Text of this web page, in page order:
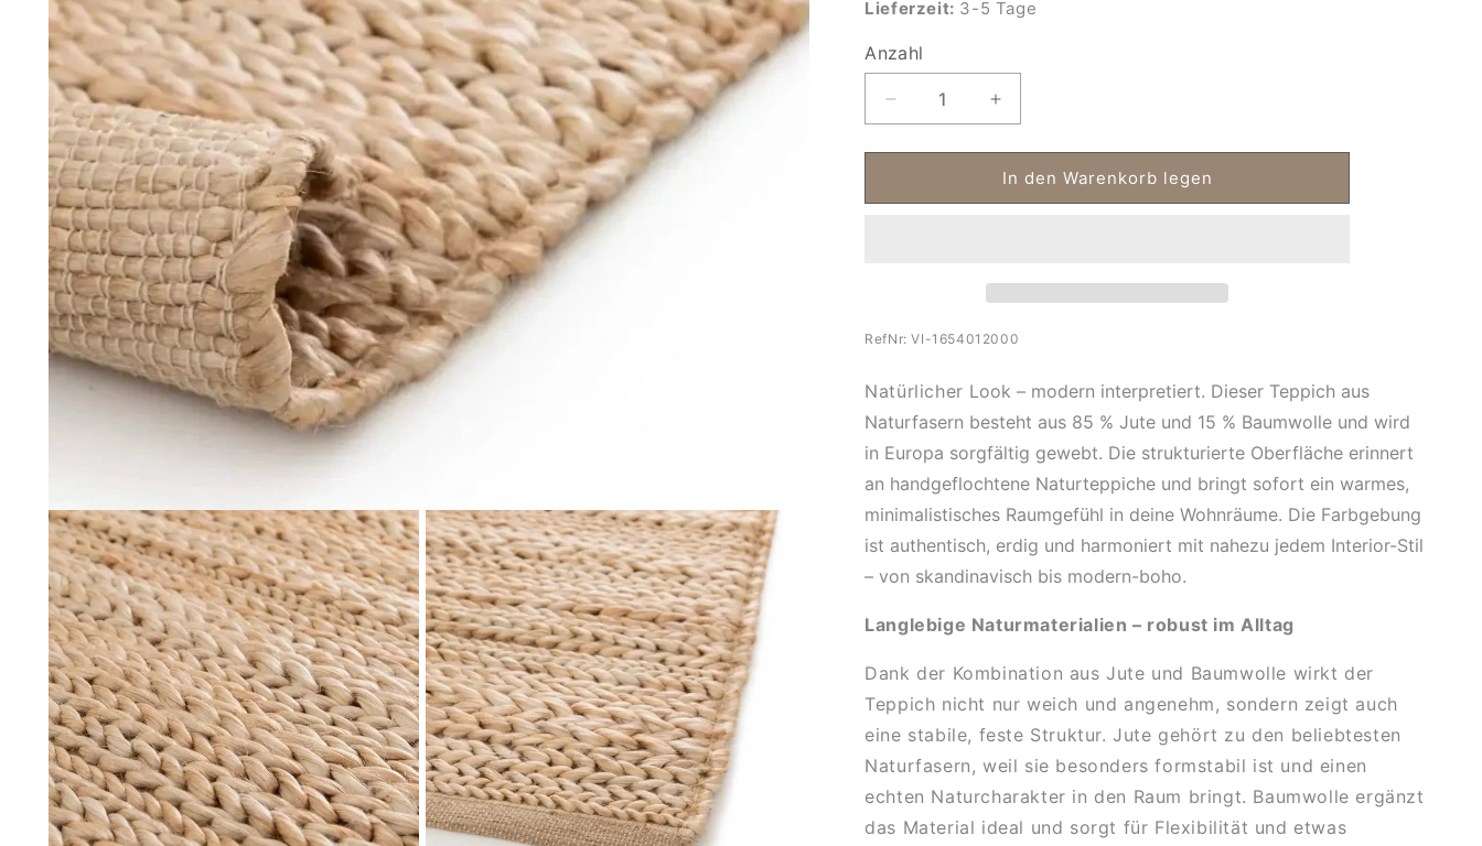
Lieferzeit: 3-5 Tage
Anzahl
Anzahl
Verringere
die
Menge
Teppich
Baumwolle
Erhöhe
die
Menge
für
Teppich
Baumwolle
In den Warenkorb legen
RefNr:VI-1654012000
Natürlicher Look – modern interpretiert. Dieser Teppich aus
Naturfasern besteht aus 85 % Jute und 15 % Baumwolle und wird
in Europa sorgfältig gewebt. Die strukturierte Oberfläche erinnert
an handgeflochtene Naturteppiche und bringt sofort ein warmes,
minimalistisches Raumgefühl in deine Wohnräume. Die Farbgebung
ist authentisch, erdig und harmoniert mit nahezu jedem Interior-Stil
– von skandinavisch bis modern-boho.
Langlebige Naturmaterialien – robust im Alltag
Dank der Kombination aus Jute und Baumwolle wirkt der
Teppich nicht nur weich und angenehm, sondern zeigt auch
eine stabile, feste Struktur. Jute gehört zu den beliebtesten
Naturfasern, weil sie besonders formstabil ist und einen
echten Naturcharakter in den Raum bringt. Baumwolle ergänzt
das Material ideal und sorgt für Flexibilität und etwas